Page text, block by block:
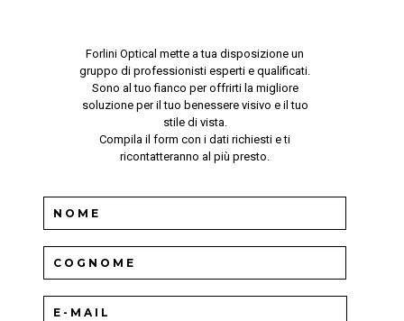
Forlini Optical mette a tua disposizione un
gruppo di professionisti esperti e qualificati.
Sono al tuo fianco per offrirti la migliore
soluzione per il tuo benessere visivo e il tuo
stile di vista.
Compila il form con i dati richiesti e ti
ricontatteranno al più presto.